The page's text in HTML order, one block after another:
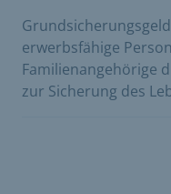
erwerbsfähige
Familienangehörige
zur Sicherung des